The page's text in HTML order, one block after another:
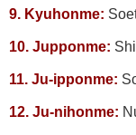
9. Kyuhonme:
10. Jupponme:
11. Ju-ipponme:
12. Ju-nihonme: